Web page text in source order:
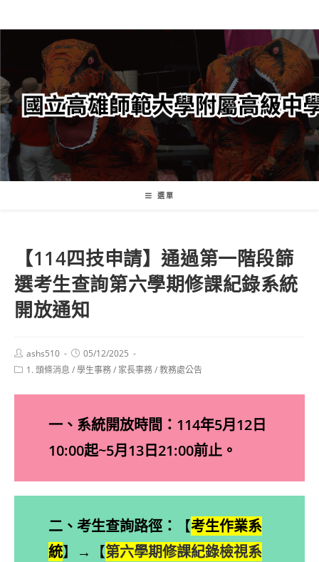
轉
要
內
容
選單
【114四技申請】通過第一階段篩
選考生查詢第六學期修課紀錄系統
開放通知
Post
author:
ashs510
Post
published:
05/12/2025
Post1. 頭條消息 /學生事務/ 家長事務/教務處公告
一、系統開放時間：114年5月12日
10:00起~5月13日21:00前止。
二、考生查詢路徑： 【考生作業系
統】→【第六學期修課紀錄檢視系